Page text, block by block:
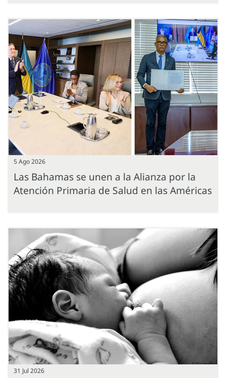
5 Ago 2026
Las Bahamas se unen a la Alianza por la
Atención Primaria de Salud en las Américas
31 Jul 2026